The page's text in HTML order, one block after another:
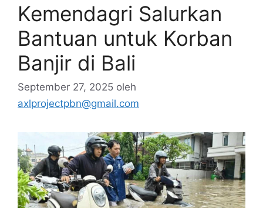
Kemendagri Salurkan
Bantuan untuk Korban
Banjir di Bali
September 27, 2025 oleh
axlprojectpbn@gmail.com